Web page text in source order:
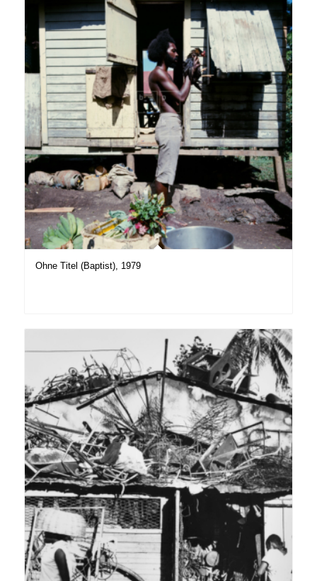
Ohne Titel (Baptist), 1979